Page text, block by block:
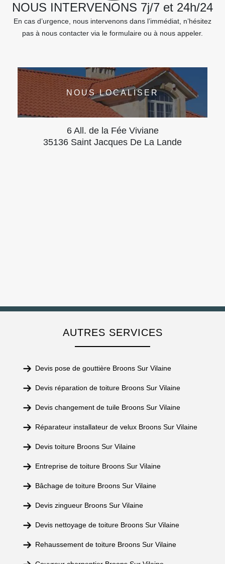
NOUS INTERVENONS 7j/7 et 24h/24
En cas d’urgence, nous intervenons dans l’immédiat, n’hésitez
pas à nous contacter via le formulaire ou à nous appeler.
NOUS LOCALISER
6 All. de la Fée Viviane
35136 Saint Jacques De La Lande
AUTRES SERVICES
Devis pose de gouttière Broons Sur Vilaine
Devis réparation de toiture Broons Sur Vilaine
Devis changement de tuile Broons Sur Vilaine
Réparateur installateur de velux Broons Sur Vilaine
Devis toiture Broons Sur Vilaine
Entreprise de toiture Broons Sur Vilaine
Bâchage de toiture Broons Sur Vilaine
Devis zingueur Broons Sur Vilaine
Devis nettoyage de toiture Broons Sur Vilaine
Rehaussement de toiture Broons Sur Vilaine